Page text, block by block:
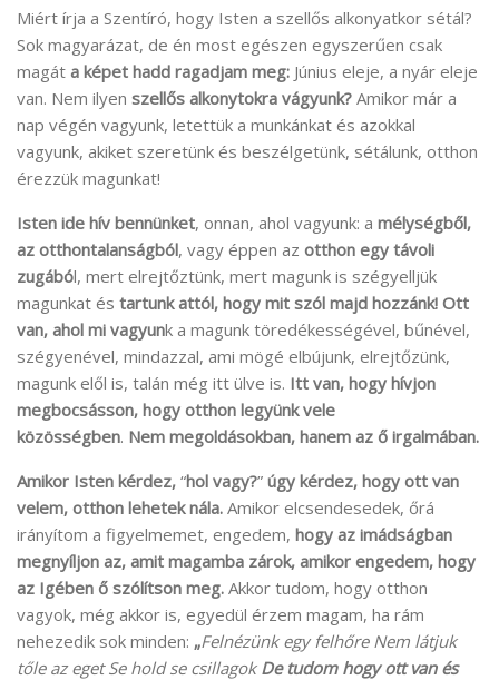
Miért írja a Szentíró, hogy Isten a szellős alkonyatkor sétál?
Sok magyarázat, de én most egészen egyszerűen csak
magát a képet hadd ragadjam meg: Június eleje, a nyár eleje
van. Nem ilyen szellős alkonytokra vágyunk? Amikor már a
nap végén vagyunk, letettük a munkánkat és azokkal
vagyunk, akiket szeretünk és beszélgetünk, sétálunk, otthon
érezzük magunkat!
Isten ide hív bennünket, onnan, ahol vagyunk: a mélységből,
az otthontalanságból, vagy éppen az otthon egy távoli
zugából, mert elrejtőztünk, mert magunk is szégyelljük
magunkat és tartunk attól, hogy mit szól majd hozzánk! Ott
van, ahol mi vagyunk a magunk töredékességével, bűnével,
szégyenével, mindazzal, ami mögé elbújunk, elrejtőzünk,
magunk elől is, talán még itt ülve is. Itt van, hogy hívjon
megbocsásson, hogy otthon legyünk vele
közösségben. Nem megoldásokban, hanem az ő irgalmában.
Amikor Isten kérdez, “hol vagy?” úgy kérdez, hogy ott van
velem, otthon lehetek nála. Amikor elcsendesedek, őrá
irányítom a figyelmemet, engedem, hogy az imádságban
megnyíljon az, amit magamba zárok, amikor engedem, hogy
az Igében ő szólítson meg. Akkor tudom, hogy otthon
vagyok, még akkor is, egyedül érzem magam, ha rám
nehezedik sok minden: „Felnézünk egy felhőre Nem látjuk
tőle az eget Se hold se csillagok De tudom hogy ott van és